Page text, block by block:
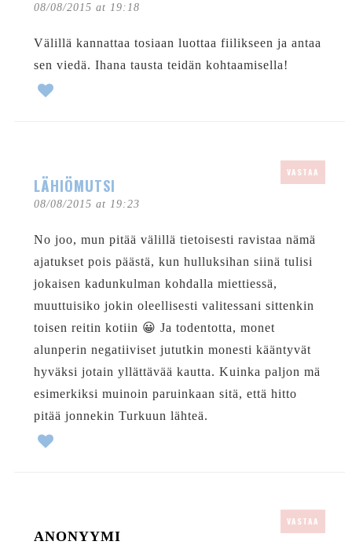
08/08/2015 at 19:18
Välillä kannattaa tosiaan luottaa fiilikseen ja antaa
sen viedä. Ihana tausta teidän kohtaamisella!
LÄHIÖMUTSI
08/08/2015 at 19:23
VASTAA
No joo, mun pitää välillä tietoisesti ravistaa nämä
ajatukset pois päästä, kun hulluksihan siinä tulisi
jokaisen kadunkulman kohdalla miettiessä,
muuttuisiko jokin oleellisesti valitessani sittenkin
toisen reitin kotiin 😀 Ja todentotta, monet
alunperin negatiiviset jututkin monesti kääntyvät
hyväksi jotain yllättävää kautta. Kuinka paljon mä
esimerkiksi muinoin paruinkaan sitä, että hitto
pitää jonnekin Turkuun lähteä.
ANONYYMI
VASTAA